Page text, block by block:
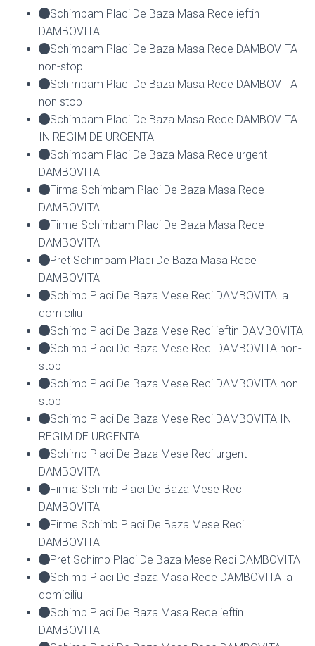
Schimbam Placi De Baza Masa Rece ieftin
DAMBOVITA
Schimbam Placi De Baza Masa Rece DAMBOVITA
non-stop
Schimbam Placi De Baza Masa Rece DAMBOVITA
non stop
Schimbam Placi De Baza Masa Rece DAMBOVITA
IN REGIM DE URGENTA
Schimbam Placi De Baza Masa Rece urgent
DAMBOVITA
Firma Schimbam Placi De Baza Masa Rece
DAMBOVITA
Firme Schimbam Placi De Baza Masa Rece
DAMBOVITA
Pret Schimbam Placi De Baza Masa Rece
DAMBOVITA
Schimb Placi De Baza Mese Reci DAMBOVITA la
domiciliu
Schimb Placi De Baza Mese Reci ieftin DAMBOVITA
Schimb Placi De Baza Mese Reci DAMBOVITA non-
stop
Schimb Placi De Baza Mese Reci DAMBOVITA non
stop
Schimb Placi De Baza Mese Reci DAMBOVITA IN
REGIM DE URGENTA
Schimb Placi De Baza Mese Reci urgent
DAMBOVITA
Firma Schimb Placi De Baza Mese Reci
DAMBOVITA
Firme Schimb Placi De Baza Mese Reci
DAMBOVITA
Pret Schimb Placi De Baza Mese Reci DAMBOVITA
Schimb Placi De Baza Masa Rece DAMBOVITA la
domiciliu
Schimb Placi De Baza Masa Rece ieftin
DAMBOVITA